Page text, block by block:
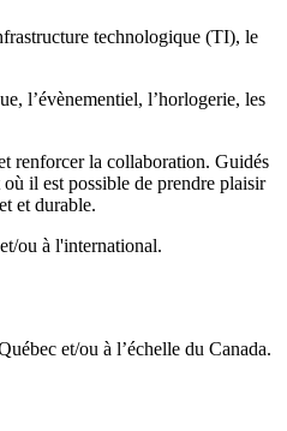
technologique (TI), le
l’évènementiel, l’horlogerie, les
renforcer la collaboration. Guidés
il est possible de prendre plaisir
et durable.
ou à l'international.
et/ou à l’échelle du Canada.